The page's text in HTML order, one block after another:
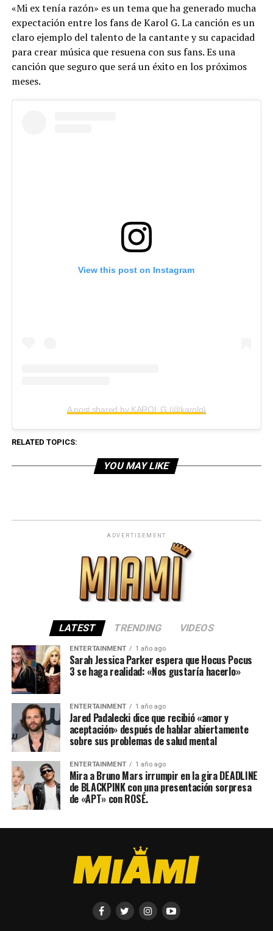
«Mi ex tenía razón» es un tema que ha generado mucha
expectación entre los fans de Karol G. La canción es un
claro ejemplo del talento de la cantante y su capacidad
para crear música que resuena con sus fans. Es una
canción que seguro que será un éxito en los próximos
meses.
View this post on Instagram
A post shared by KAROL G (@karolg)
RELATED TOPICS:
YOU MAY LIKE
ADVERTISEMENT
LATEST TRENDING VIDEOS
ENTERTAINMENT 1 año ago
Sarah Jessica Parker espera que Hocus Pocus
3 se haga realidad: «Nos gustaría hacerlo»
ENTERTAINMENT 1 año ago
Jared Padalecki dice que recibió «amor y
aceptación» después de hablar abiertamente
sobre sus problemas de salud mental
ENTERTAINMENT 1 año ago
Mira a Bruno Mars irrumpir en la gira DEADLINE
de BLACKPINK con una presentación sorpresa
de «APT» con ROSÉ.